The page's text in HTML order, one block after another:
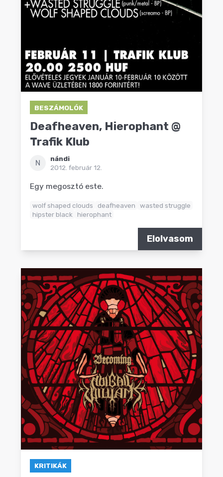
BESZÁMOLÓK
Deafheaven, Hierophant @
Trafik Klub
N
nándi
2012. február 12.
Egy megosztó este.
wolf shaped clouds deafheaven
wasted struggle
hipster black
hierophant
Elolvasom
KRITIKÁK